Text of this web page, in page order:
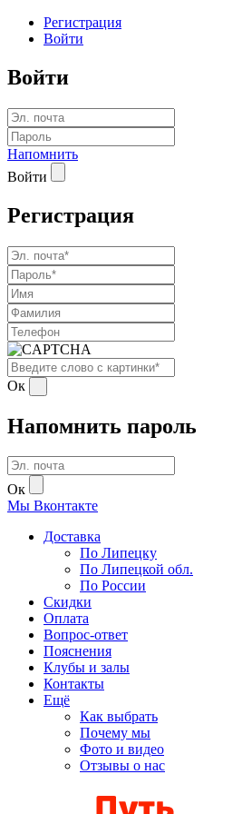
Регистрация
Войти
Войти
Напомнить
Войти
Регистрация
Ок
Напомнить пароль
Ок
Мы Вконтакте
Доставка
По Липецку
По Липецкой обл.
По России
Скидки
Оплата
Вопрос-ответ
Пояснения
Клубы и залы
Контакты
Ещё
Как выбрать
Почему мы
Фото и видео
Отзывы о нас